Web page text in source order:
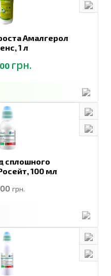
Амалгерол
1 л
грн.
сплошного
100 мл
грн.